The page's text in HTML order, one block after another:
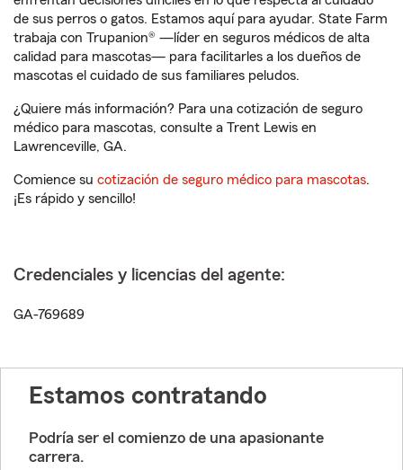
de sus perros o gatos. Estamos aquí para ayudar. State Farm
trabaja con Trupanion® —líder en seguros médicos de alta
calidad para mascotas— para facilitarles a los dueños de
mascotas el cuidado de sus familiares peludos.
¿Quiere más información? Para una cotización de seguro
médico para mascotas, consulte a Trent Lewis en
Lawrenceville, GA.
Comience su cotización de seguro médico para mascotas.
¡Es rápido y sencillo!
Credenciales y licencias del agente:
GA-769689
Estamos contratando
Podría ser el comienzo de una apasionante
carrera.